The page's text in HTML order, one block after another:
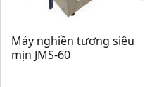
Máy nghiền tương siêu
mịn JMS-60